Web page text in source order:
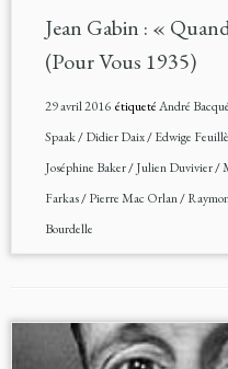
Jean Gabin : «
(Pour Vous 1935)
29 avril 2016étiquetéAndré Bacqué
Spaak/Didier Daix/Edwige
Joséphine Baker/Julien Duvivier/
Farkas/Pierre Mac Orlan/
Bourdelle